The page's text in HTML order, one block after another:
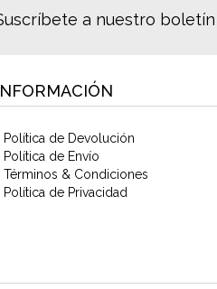
a nuestro boletín
Política de Devolución
Política de Envío
Términos & Condiciones
Política de Privacidad